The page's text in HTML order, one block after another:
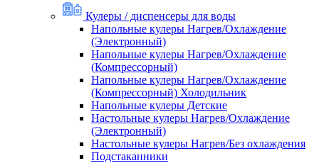
Кулеры / диспенсеры для воды
Напольные кулеры Нагрев/Охлаждение
(Электронный)
Напольные кулеры Нагрев/Охлаждение
(Компрессорный)
Напольные кулеры Нагрев/Охлаждение
(Компрессорный) Холодильник
Напольные кулеры Детские
Настольные кулеры Нагрев/Охлаждение
(Электронный)
Настольные кулеры Нагрев/Без охлаждения
Подстаканники